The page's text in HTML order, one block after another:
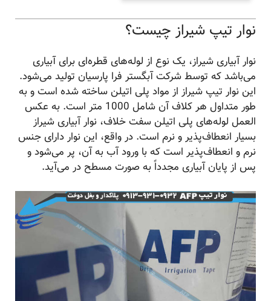
نوار تیپ شیراز چیست؟
نوار آبیاری شیراز، یک نوع از لوله‌های قطره‌ای برای آبیاری
می‌باشد که توسط شرکت آبگستر فرا پارسیان تولید می‌شود.
این نوار تیپ شیراز از مواد پلی اتیلن ساخته شده است و به
طور متداول هر کلاف آن شامل 1000 متر است. به عکس
العمل لوله‌های پلی اتیلن سفت خلاف، نوار آبیاری شیراز
بسیار انعطاف‌پذیر و نرم است. در واقع، این نوار دارای جنس
نرم و انعطاف‌پذیر است که با ورود آب به آن، پر می‌شود و
پس از پایان آبیاری مجدداً به صورت مسطح در می‌آید.